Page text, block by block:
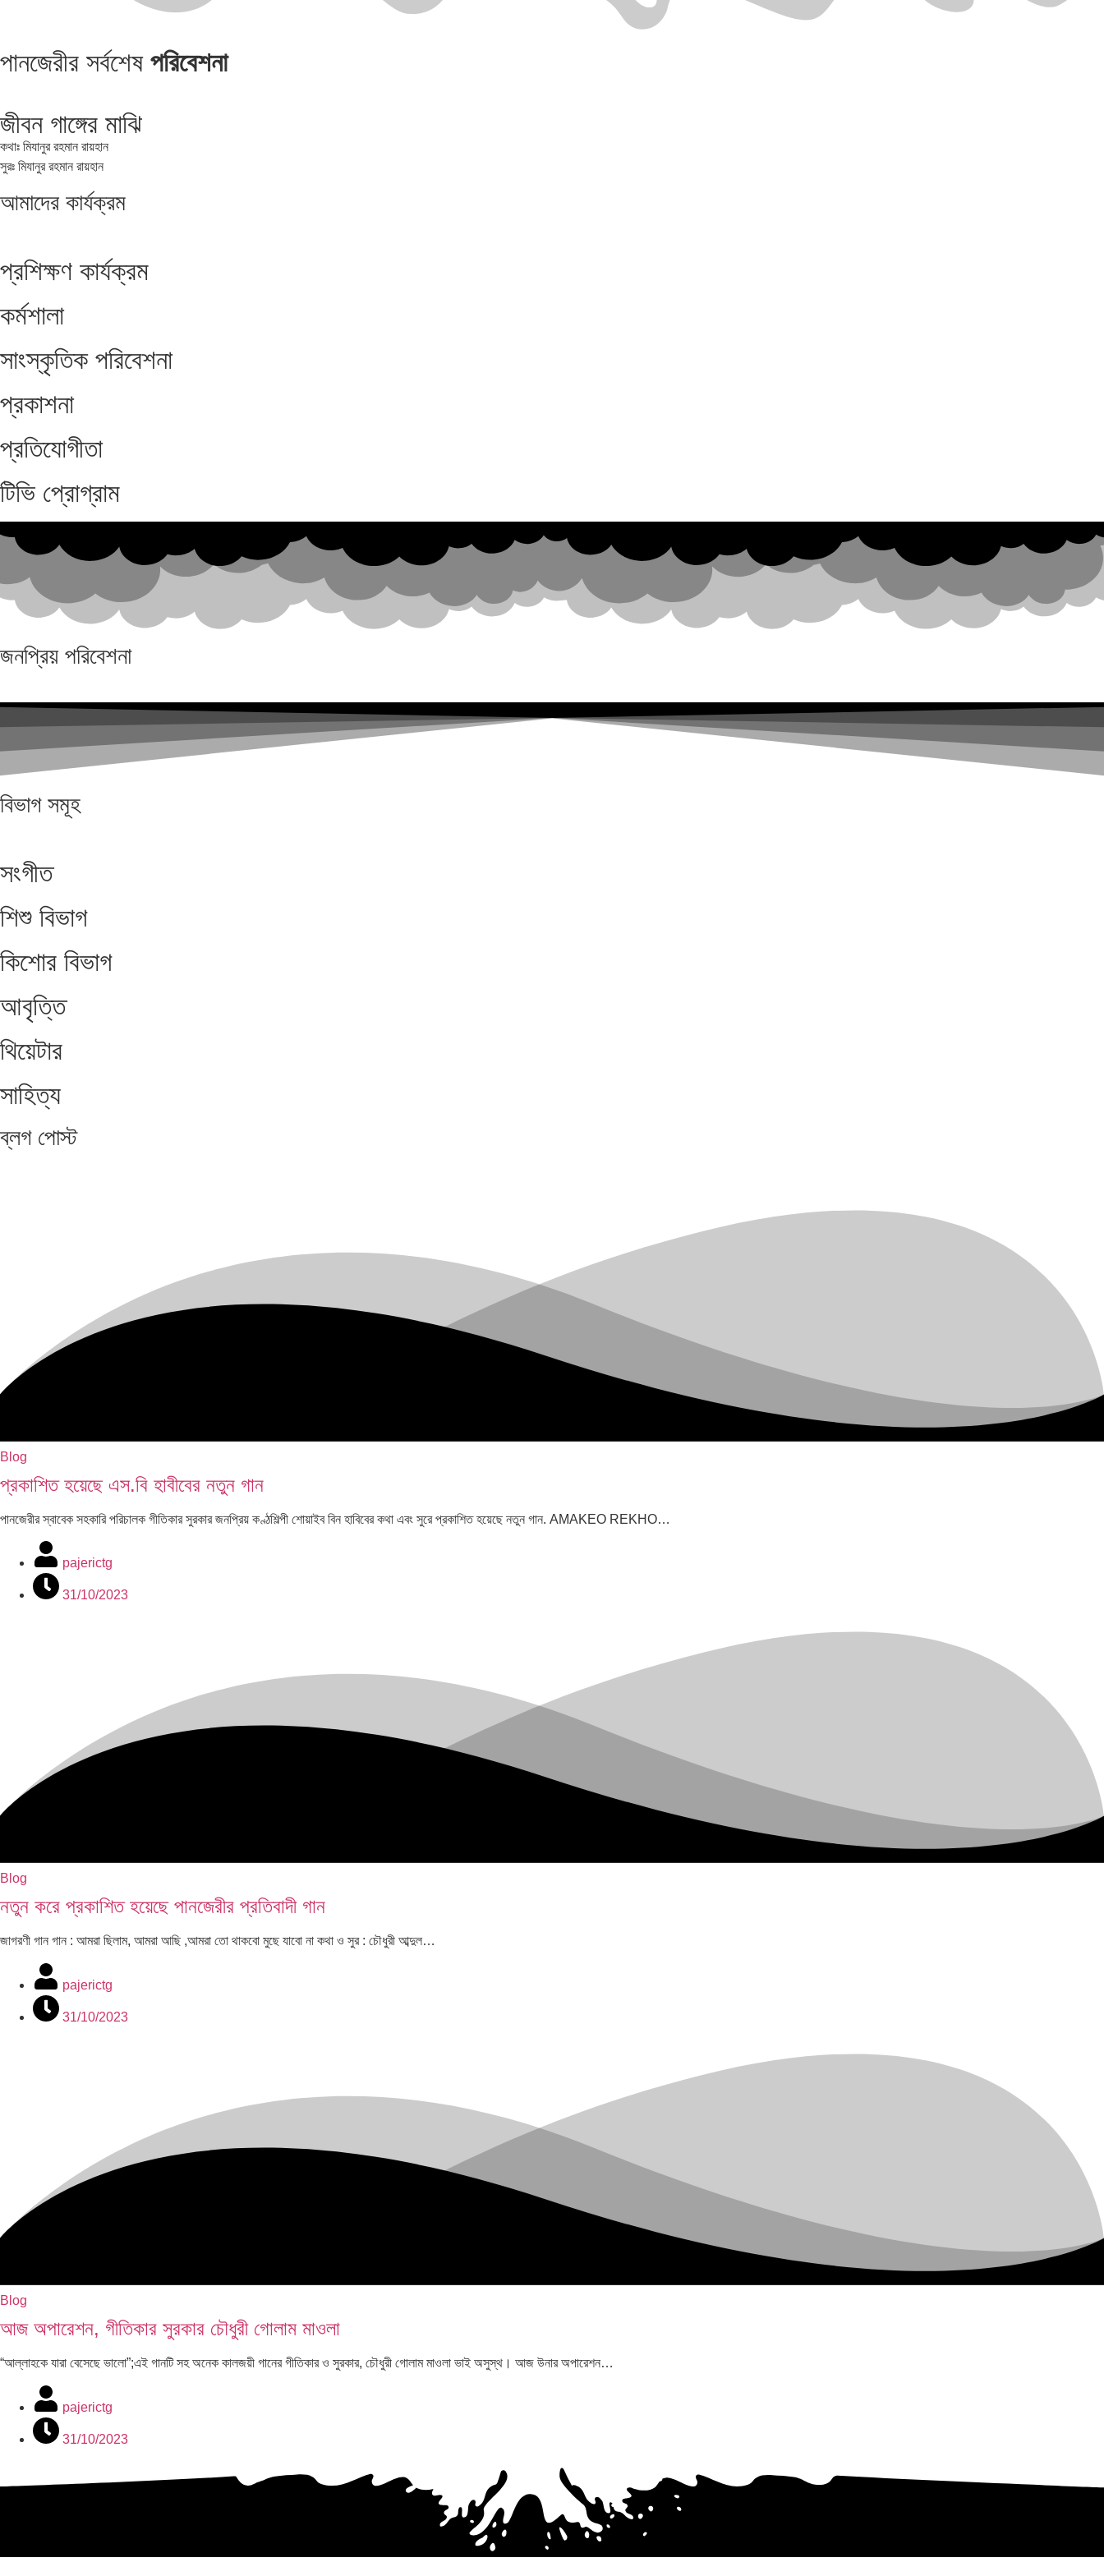
পানজেরীর সর্বশেষ পরিবেশনা
জীবন গাঙ্গের মাঝি
কথাঃ মিযানুর রহমান রায়হান
সুরঃ মিযানুর রহমান রায়হান
আমাদের কার্যক্রম
প্রশিক্ষণ কার্যক্রম
কর্মশালা
সাংস্কৃতিক পরিবেশনা
প্রকাশনা
প্রতিযোগীতা
টিভি প্রোগ্রাম
জনপ্রিয় পরিবেশনা
বিভাগ সমূহ
সংগীত
শিশু বিভাগ
কিশোর বিভাগ
আবৃত্তি
থিয়েটার
সাহিত্য
ব্লগ পোস্ট
Blog
প্রকাশিত হয়েছে এস.বি হাবীবের নতুন গান
পানজেরীর স্বাবেক সহকারি পরিচালক গীতিকার সুরকার জনপ্রিয় কণ্ঠশিল্পী শোয়াইব বিন হাবিবের কথা এবং সুরে প্রকাশিত হয়েছে নতুন গান. AMAKEO REKHO…
pajerictg
31/10/2023
Blog
নতুন করে প্রকাশিত হয়েছে পানজেরীর প্রতিবাদী গান
জাগরণী গান গান : আমরা ছিলাম, আমরা আছি ,আমরা তো থাকবো মুছে যাবো না কথা ও সুর : চৌধুরী আব্দুল…
pajerictg
31/10/2023
Blog
আজ অপারেশন, গীতিকার সুরকার চৌধুরী গোলাম মাওলা
“আল্লাহকে যারা বেসেছে ভালো”;এই গানটি সহ অনেক কালজয়ী গানের গীতিকার ও সুরকার, চৌধুরী গোলাম মাওলা ভাই অসুস্থ। আজ উনার অপারেশন…
pajerictg
31/10/2023